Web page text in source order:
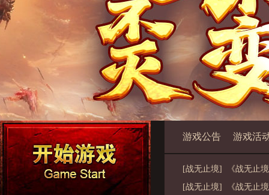
游戏公告 游戏活
[战无止境] 《战无止
[战无止境] 《战无止